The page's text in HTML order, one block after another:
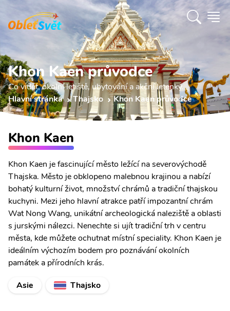
Khon Kaen průvodce
Co vidět, okolní letiště, ubytování a akční letenky.
Hlavní stránka
Thajsko Khon Kaen průvodce
Khon Kaen
Khon Kaen je fascinující město ležící na severovýchodě
Thajska. Město je obklopeno malebnou krajinou a nabízí
bohatý kulturní život, množství chrámů a tradiční thajskou
kuchyni. Mezi jeho hlavní atrakce patří impozantní chrám
Wat Nong Wang, unikátní archeologická naleziště a oblasti
s jurskými nálezci. Nenechte si ujít tradiční trh v centru
města, kde můžete ochutnat místní speciality. Khon Kaen je
ideálním výchozím bodem pro poznávání okolních
památek a přírodních krás.
Asie
Thajsko